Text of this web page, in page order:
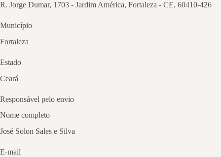
R. Jorge Dumar, 1703 - Jardim América, Fortaleza - CE, 60410-426
Município
Fortaleza
Estado
Ceará
Responsável pelo envio
Nome completo
José Solon Sales e Silva
E-mail